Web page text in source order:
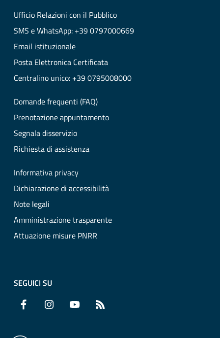
Ufficio Relazioni con il Pubblico
SMS e WhatsApp: +39 0797000669
Email istituzionale
Posta Elettronica Certificata
Centralino unico: +39 0795008000
Domande frequenti (FAQ)
Prenotazione appuntamento
Segnala disservizio
Richiesta di assistenza
Informativa privacy
Dichiarazione di accessibilità
Note legali
Amministrazione trasparente
Attuazione misure PNRR
SEGUICI SU
Facebook Instagram YouTube